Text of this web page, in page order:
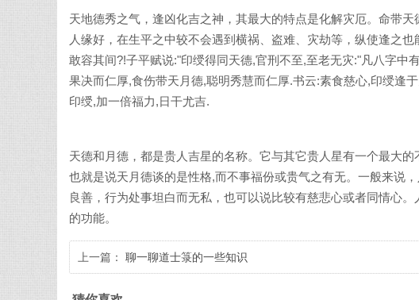
天地德秀之气，逢凶化吉之神，其最大的特点是化解灾厄。命带
人缘好，在生平之中较不会遇到横祸、盗难、灾劫等，纵使逢之
敢容其间?!子平赋说:"印绶得同天德,官刑不至,至老无灾:"凡八字中
果决而仁厚,食伤带天月德,聪明秀慧而仁厚.书云:素食慈心,印绶逢
印绶,加一倍福力,日干尤吉.
天德和月德，都是贵人吉星的名称。它与其它贵人星有一个最大
也就是说天月德谈的是性格,而不事福份或贵气之有无。一般来说
良善，行为处事坦白而无私，也可以说比较有慈悲心或者同情心
的功能。
上一篇： 聊一聊道士箓的一些知识